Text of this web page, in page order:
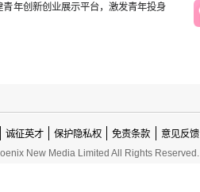
年创新创业展示平台，激发青年投身
诚征英才 保护隐私权 免责条款 意见反馈
New Media Limited All Rights Reserved.